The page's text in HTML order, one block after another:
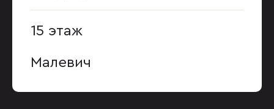
15 этаж
Малевич